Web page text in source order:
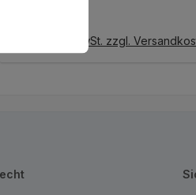
Preise inkl. MwSt. zzgl.